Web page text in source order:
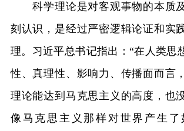
科学理论是对客观事物的本质
刻认识，是经过严密逻辑论证和实
理。习近平总书记指出：“在人类思
性、真理性、影响力、传播面而言
理论能达到马克思主义的高度，也
像马克思主义那样对世界产生了